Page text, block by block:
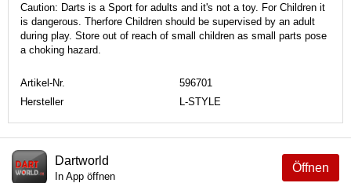
Caution: Darts is a Sport for adults and it's not a toy. For Children it
is dangerous. Therfore Children should be supervised by an adult
during play. Store out of reach of small children as small parts pose
a choking hazard.
Artikel-Nr.
596701
Hersteller
L-STYLE
Öffnen
Dartworld
In App öffnen